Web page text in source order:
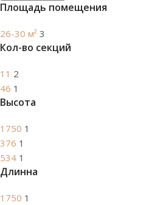
Площадь помещения
26-30 м² 3
Кол-во секций
11 2
46 1
Высота
1750 1
376 1
534 1
Длинна
1750 1